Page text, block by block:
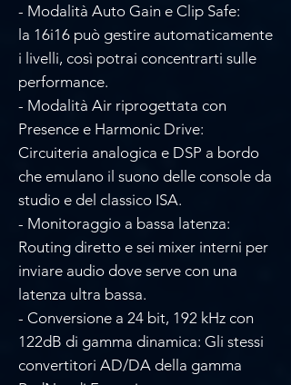
- Modalità Auto Gain e Clip Safe:
la 16i16 può gestire automaticamente
i livelli, così potrai concentrarti sulle
performance.
- Modalità Air riprogettata con
Presence e Harmonic Drive:
Circuiteria analogica e DSP a bordo
che emulano il suono delle console da
studio e del classico ISA.
- Monitoraggio a bassa latenza:
Routing diretto e sei mixer interni per
inviare audio dove serve con una
latenza ultra bassa.
- Conversione a 24 bit, 192 kHz con
122dB di gamma dinamica: Gli stessi
convertitori AD/DA della gamma